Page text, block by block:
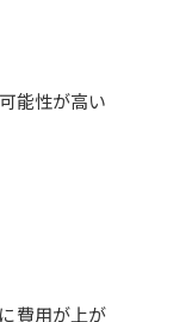
能性が高い
費用が上が